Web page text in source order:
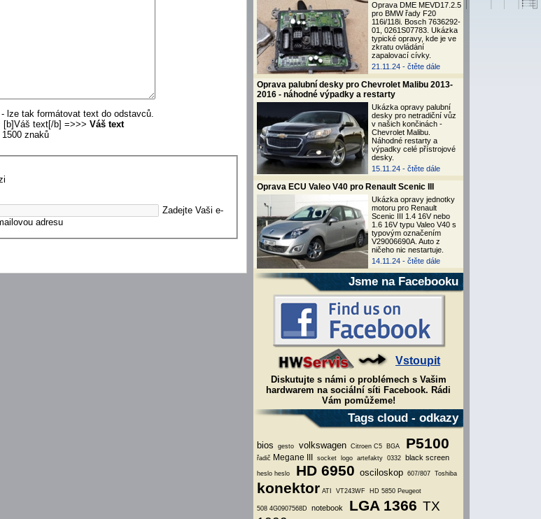
Oprava DME MEVD17.2.5
pro BMW řady F20
116i/118i. Bosch 7636292-
01, 0261S07783. Ukázka
typické opravy, kde je ve
zkratu ovládání
zapalovací cívky.
21.11.24 - čtěte dále
Oprava palubní desky pro Chevrolet Malibu 2013-
2016 - náhodné výpadky a restarty
Ukázka opravy palubní
desky pro netradiční vůz
v našich končinách -
Chevrolet Malibu.
Náhodné restarty a
výpadky celé přístrojové
desky.
15.11.24 - čtěte dále
Oprava ECU Valeo V40 pro Renault Scenic III
Ukázka opravy jednotky
motoru pro Renault
Scenic III 1.4 16V nebo
1.6 16V typu Valeo V40 s
typovým označením
V29006690A. Auto z
ničeho nic nestartuje.
14.11.24 - čtěte dále
Jsme na Facebooku
Vstoupit
Diskutujte s námi o problémech s Vašim
hardwarem na sociální síti Facebook. Rádi
Vám pomůžeme!
Tags cloud - odkazy
bios gesto volkswagen Citroen C5 BGA P5100
řadič Megane III socket logo artefakty 0332 black screen
heslo heslo HD 6950 osciloskop 607/807 Toshiba
konektor ATI VT243WF HD 5850 Peugeot
508 4G0907568D notebook LGA 1366 TX
lze tak formátovat text do odstavců.
[b]Váš text[/b] =>>> Váš text
znaků
Zadejte Vaši e-
adresu